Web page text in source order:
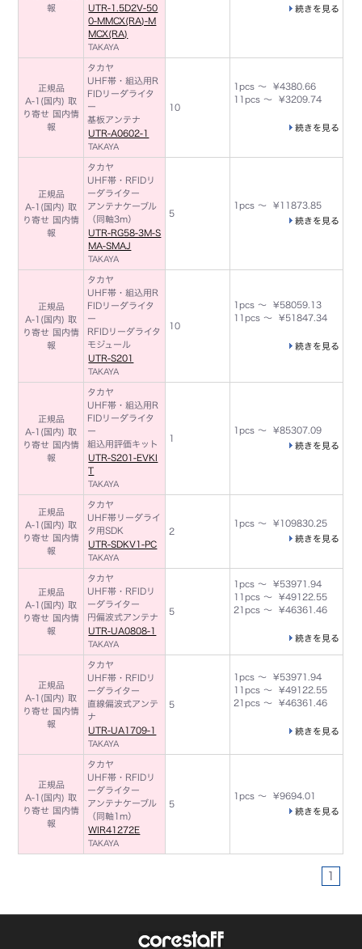
報
UTR-1.5D2V-50
0-MMCX(RA)-M
MCX(RA)
TAKAYA
続きを見る
正規品
A-1(国内) 取
り寄せ 国内情
報
タカヤ
UHF帯・組込用R
FIDリーダライタ
ー
基板アンテナ
UTR-A0602-1
TAKAYA
10
1pcs ～ ¥4380.66
11pcs ～ ¥3209.74
続きを見る
正規品
A-1(国内) 取
り寄せ 国内情
報
タカヤ
UHF帯・RFIDリ
ーダライター
アンテナケーブル
（同軸3m）
UTR-RG58-3M-S
MA-SMAJ
TAKAYA
5
1pcs ～ ¥11873.85
続きを見る
正規品
A-1(国内) 取
り寄せ 国内情
報
タカヤ
UHF帯・組込用R
FIDリーダライタ
ー
RFIDリーダライタ
モジュール
UTR-S201
TAKAYA
10
1pcs ～ ¥58059.13
11pcs ～ ¥51847.34
続きを見る
正規品
A-1(国内) 取
り寄せ 国内情
報
タカヤ
UHF帯・組込用R
FIDリーダライタ
ー
組込用評価キット
UTR-S201-EVKI
T
TAKAYA
1
1pcs ～ ¥85307.09
続きを見る
正規品
A-1(国内) 取
り寄せ 国内情
報
タカヤ
UHF帯リーダライ
タ用SDK
UTR-SDKV1-PC
TAKAYA
2
1pcs ～ ¥109830.25
続きを見る
正規品
A-1(国内) 取
り寄せ 国内情
報
タカヤ
UHF帯・RFIDリ
ーダライター
円偏波式アンテナ
UTR-UA0808-1
TAKAYA
5
1pcs ～ ¥53971.94
11pcs ～ ¥49122.55
21pcs ～ ¥46361.46
続きを見る
正規品
A-1(国内) 取
り寄せ 国内情
報
タカヤ
UHF帯・RFIDリ
ーダライター
直線偏波式アンテ
ナ
UTR-UA1709-1
TAKAYA
5
1pcs ～ ¥53971.94
11pcs ～ ¥49122.55
21pcs ～ ¥46361.46
続きを見る
正規品
A-1(国内) 取
り寄せ 国内情
報
タカヤ
UHF帯・RFIDリ
ーダライター
アンテナケーブル
（同軸1m）
WIR41272E
TAKAYA
5
1pcs ～ ¥9694.01
続きを見る
1